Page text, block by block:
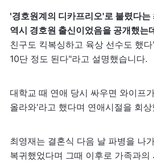
'경호원계의 디카프리오'로 불렸다는
역시 경호원 출신이었음을 공개했는
친구도 킥복싱하고 육상 선수도 했
10단 정도 된다"라고 설명했습니다.
대학교 때 연애 당시 싸우면 와이프
올라와'라고 했다며 연애시절을 회상
최영재는 결혼식 다음 날 파병을 나
복귀했었다며 그때 이후로 가족과의